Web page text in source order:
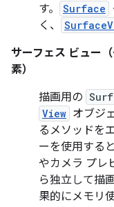
す。
Surface
く、
サーフェス ビュー（
素）
描画用の
View オブジ
るメソッドを
ーを使用する
やカメラ プレ
ら独立して描
果的にメモリ